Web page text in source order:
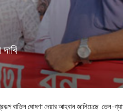
বাতিল ঘোষণা দেয়ার আহবান জানিয়েছে তেল-